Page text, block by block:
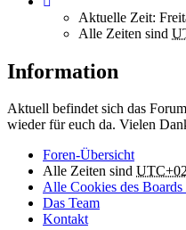
Aktuelle Zeit:
Alle Zeiten sind
Information
Aktuell befindet sich das
wieder für euch da. Vielen
Foren-Übersicht
Alle Zeiten sind
Alle Cookies des Boards
Das Team
Kontakt